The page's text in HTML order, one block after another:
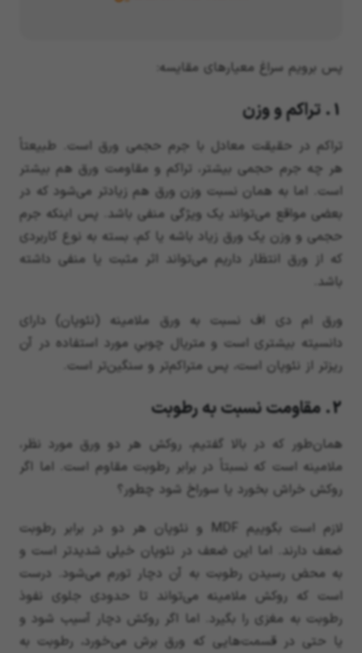
پس برویم سراغ معیارهای مقایسه:
1. تراکم و وزن
تراکم در حقیقت معادل با جرم حجمی ورق است. طبیعتاً
هر چه جرم حجمی بیشتر، تراکم و مقاومت ورق هم بیشتر
است. اما به همان نسبت وزن ورق هم زیادتر می‌شود که در
بعضی مواقع می‌تواند یک ویژگی منفی باشد. پس اینکه جرم
حجمی و وزن یک ورق زیاد باشه یا کم، بسته به نوع کاربردی
که از ورق انتظار داریم می‌تواند اثر مثبت یا منفی داشته
باشد.
ورق ام دی اف نسبت به ورق ملامینه (نئوپان) دارای
دانسیته بیشتری است و متریال چوبیِ مورد استفاده در آن
ریزتر از نئوپان است، پس متراکم‌تر و سنگین‌تر است.
2. مقاومت نسبت به رطوبت
همان‌طور که در بالا گفتیم، روکش هر دو ورق مورد نظر،
ملامینه است که نسبتاً در برابر رطوبت مقاوم است. اما اگر
روکش خراش بخورد یا سوراخ شود چطور؟
لازم است بگوییم MDF و نئوپان هر دو در برابر رطوبت
ضعف دارند. اما این ضعف در نئوپان خیلی شدیدتر است و
به محض رسیدن رطوبت به آن دچار تورم می‌شود. درست
است که روکش ملامینه می‌تواند تا حدودی جلوی نفوذ
رطوبت به مغزی را بگیرد. اما اگر روکش دچار آسیب شود و
یا حتی در قسمت‌هایی که ورق برش می‌خورد، رطوبت به